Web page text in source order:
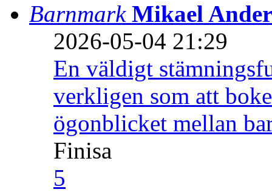
Barnmark Mikael
2026-05-04 21:29
En väldigt
verkligen som att
ögonblicket mellan
Finisa
5